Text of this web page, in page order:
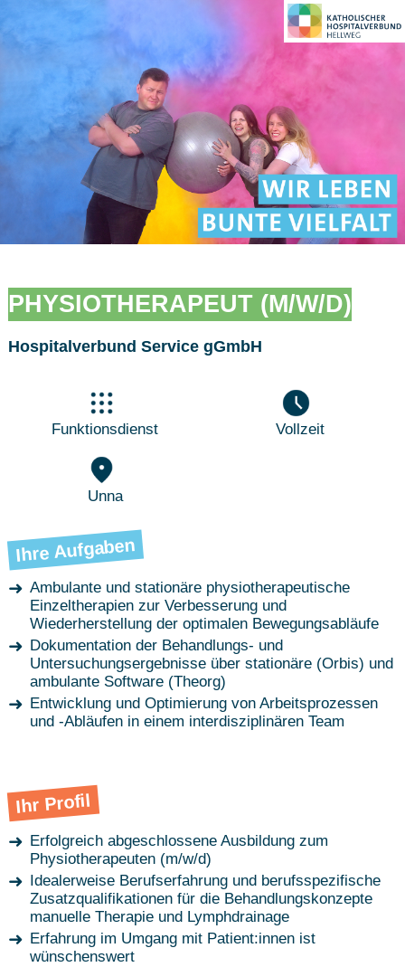
PHYSIOTHERAPEUT (M/W/D)
Hospitalverbund Service gGmbH
Funktionsdienst Vollzeit
Unna
Ihre Aufgaben
Ambulante und stationäre physiotherapeutische
Einzeltherapien zur Verbesserung und
Wiederherstellung der optimalen Bewegungsabläufe
Dokumentation der Behandlungs- und
Untersuchungsergebnisse über stationäre (Orbis) und
ambulante Software (Theorg)
Entwicklung und Optimierung von Arbeitsprozessen
und -Abläufen in einem interdisziplinären Team
Ihr Profil
Erfolgreich abgeschlossene Ausbildung zum
Physiotherapeuten (m/w/d)
Idealerweise Berufserfahrung und berufsspezifische
Zusatzqualifikationen für die Behandlungskonzepte
manuelle Therapie und Lymphdrainage
Erfahrung im Umgang mit Patient:innen ist
wünschenswert